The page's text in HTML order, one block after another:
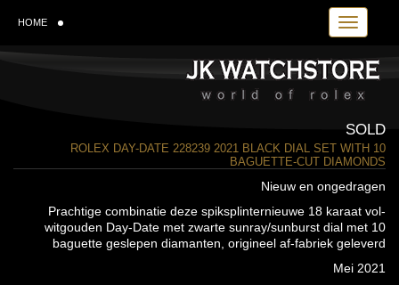
Toggle
HOME
SOLD
ROLEX DAY-DATE 228239 2021 BLACK DIAL SET WITH 10
BAGUETTE-CUT DIAMONDS
Nieuw en ongedragen
Prachtige combinatie deze spiksplinternieuwe 18 karaat vol-
witgouden Day-Date met zwarte sunray/sunburst dial met 10
baguette geslepen diamanten, origineel af-fabriek geleverd
Mei 2021